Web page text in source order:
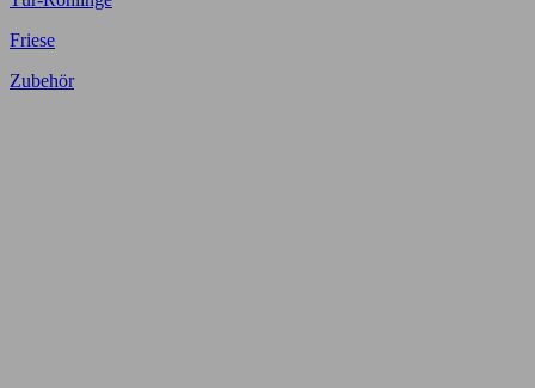
Friese
Zubehör